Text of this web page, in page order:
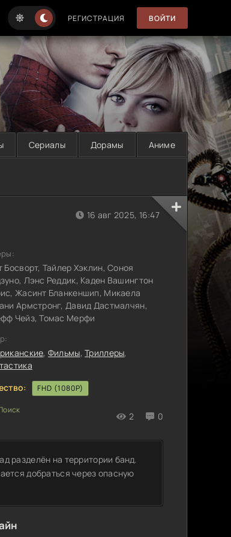
РЕГИСТРАЦИЯ ВОЙТИ
Сериалы Дорамы Аниме
2 0
16 авг 2025, 16:47
Босворт, Тайлер Хэклин, Соноя
Лэнс Реддик, Каден Вашингтон
Жасинт Бланкеншип, Микаела
Армстронг, Давид Дастмалчян,
Чейз, Томас Мерфи
, Фильмы,Триллеры,
FHD (1080P)
разделён на территории банд.
добраться через опасную